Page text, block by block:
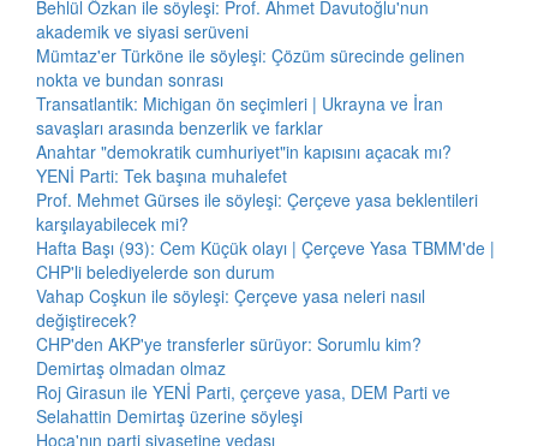
Behlül Özkan ile söyleşi: Prof. Ahmet Davutoğlu'nun
akademik ve siyasi serüveni
Mümtaz'er Türköne ile söyleşi: Çözüm sürecinde gelinen
nokta ve bundan sonrası
Transatlantik: Michigan ön seçimleri | Ukrayna ve İran
savaşları arasında benzerlik ve farklar
Anahtar "demokratik cumhuriyet"in kapısını açacak mı?
YENİ Parti: Tek başına muhalefet
Prof. Mehmet Gürses ile söyleşi: Çerçeve yasa beklentileri
karşılayabilecek mi?
Hafta Başı (93): Cem Küçük olayı | Çerçeve Yasa TBMM'de |
CHP'li belediyelerde son durum
Vahap Coşkun ile söyleşi: Çerçeve yasa neleri nasıl
değiştirecek?
CHP'den AKP'ye transferler sürüyor: Sorumlu kim?
Demirtaş olmadan olmaz
Roj Girasun ile YENİ Parti, çerçeve yasa, DEM Parti ve
Selahattin Demirtaş üzerine söyleşi
Hoca'nın parti siyasetine vedası